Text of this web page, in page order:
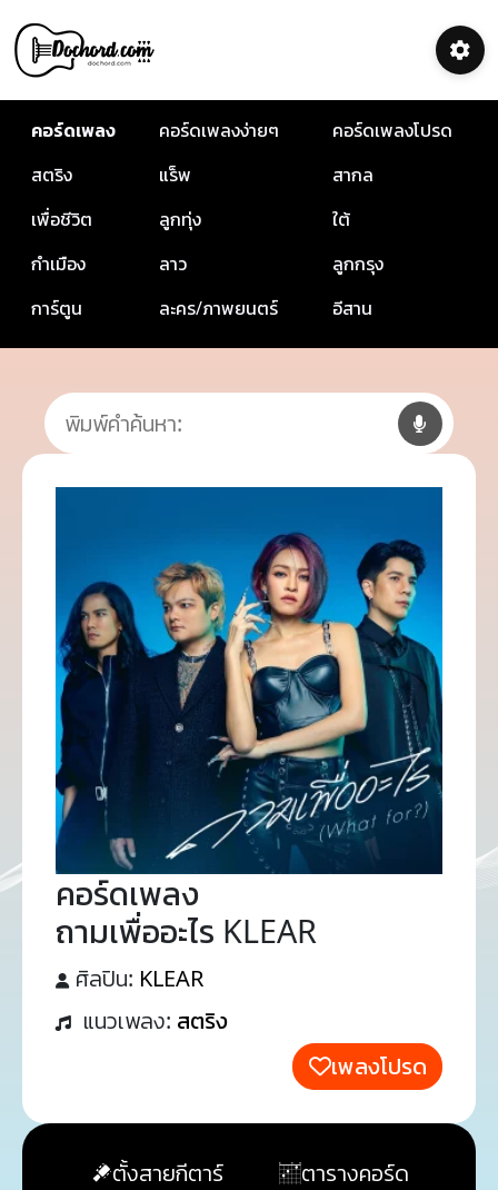
คอร์ดเพลง คอร์ดเพลงง่ายๆ
คอร์ดเพลงโปรด
สตริง
แร็พ
สากล
เพื่อชีวิต
ลูกทุ่ง
ใต้
กำเมือง
ลาว
ลูกกรุง
การ์ตูน
ละคร/ภาพยนตร์ อีสาน
คอร์ดเพลง
ถามเพื่ออะไร KLEAR
ศิลปิน: KLEAR
แนวเพลง: สตริง
เพลงโปรด
ตั้งสายกีตาร์
ตารางคอร์ด